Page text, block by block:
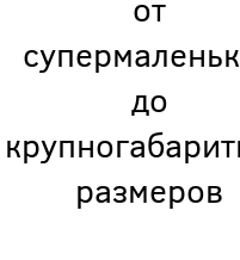
до
размеров